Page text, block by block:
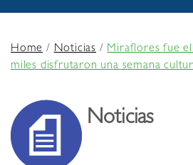
Home/Noticias /Miraflores fue
miles disfrutaron una semana
Noticias